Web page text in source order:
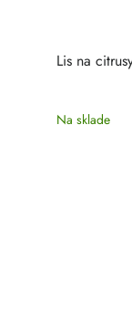
Lis na
Na sklade